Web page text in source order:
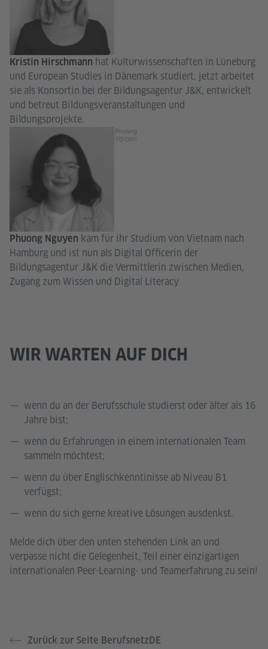
Kristin Hirschmann hat Kulturwissenschaften in Lüneburg
und European Studies in Dänemark studiert, jetzt arbeitet
sie als Konsortin bei der Bildungsagentur J&K, entwickelt
und betreut Bildungsveranstaltungen und
Bildungsprojekte.
Phuong
Nguyen
Phuong Nguyen kam für ihr Studium von Vietnam nach
Hamburg und ist nun als Digital Officerin der
Bildungsagentur J&K die Vermittlerin zwischen Medien,
Zugang zum Wissen und Digital Literacy
WIR WARTEN AUF DICH
wenn du an der Berufsschule studierst oder älter als 16
Jahre bist;
wenn du Erfahrungen in einem internationalen Team
sammeln möchtest;
wenn du über Englischkenntinisse ab Niveau B1
verfügst;
wenn du sich gerne kreative Lösungen ausdenkst.
Melde dich über den unten stehenden Link an und
verpasse nicht die Gelegenheit, Teil einer einzigartigen
internationalen Peer-Learning- und Teamerfahrung zu sein!
Zurück zur Seite BerufsnetzDE